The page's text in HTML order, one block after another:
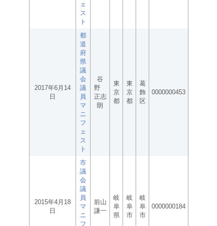
ェ
ス
ト
2017年6月14
日
都
道
府
県
議
会
議
員
マ
ニ
フ
ェ
ス
ト
谷
野
正志
朗
東
京
都
東
京
都
葛
飾
区
0000000453
2015年4月18
日
市
議
会
議
員
マ
ニ
フ
前山
謙一
岐
阜
県
岐
阜
市
岐
阜
市
0000000184